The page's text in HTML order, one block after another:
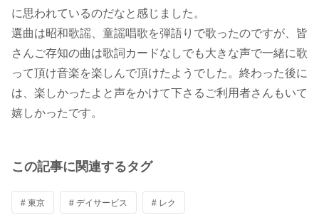
に思われているのだなと感じました。
選曲は昭和歌謡、童謡唱歌を弾語りで歌ったのですが、皆
さんご存知の曲は歌詞カードなしでも大きな声で一緒に歌
って頂け音楽を楽しんで頂けたようでした。終わった後に
は、楽しかったよと声をかけて下さるご利用者さんもいて
嬉しかったです。
この記事に関連するタグ
# 東京 # デイサービス # レク